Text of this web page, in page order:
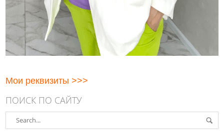
Мои реквизиты >>>
ПОИСК ПО САЙТУ